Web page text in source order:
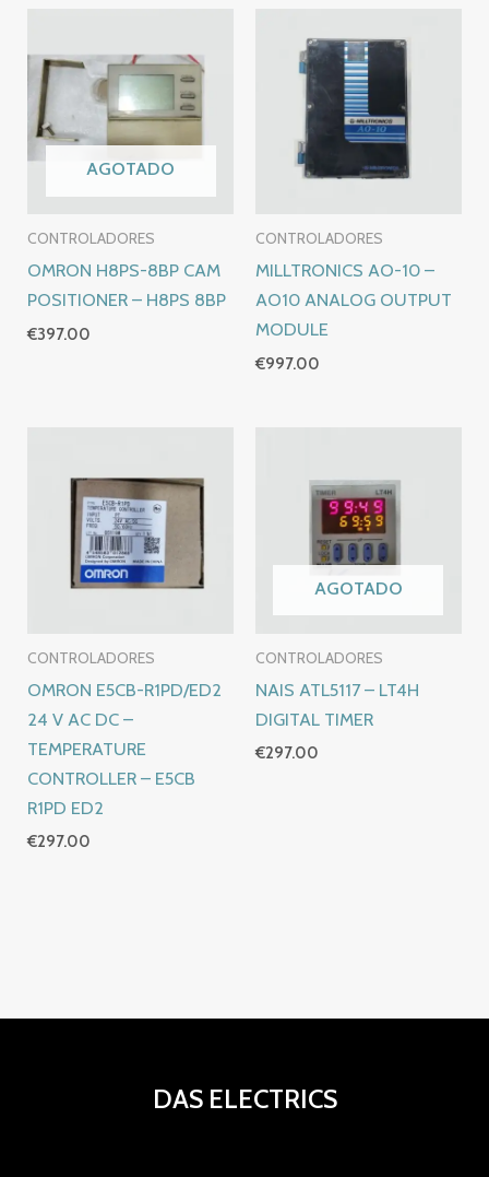
AGOTADO
CONTROLADORES
OMRON H8PS-8BP CAM
POSITIONER – H8PS 8BP
€397.00
CONTROLADORES
MILLTRONICS AO-10 –
AO10 ANALOG OUTPUT
MODULE
€997.00
CONTROLADORES
OMRON E5CB-R1PD/ED2
24 V AC DC –
TEMPERATURE
CONTROLLER – E5CB
R1PD ED2
€297.00
AGOTADO
CONTROLADORES
NAIS ATL5117 – LT4H
DIGITAL TIMER
€297.00
DAS ELECTRICS